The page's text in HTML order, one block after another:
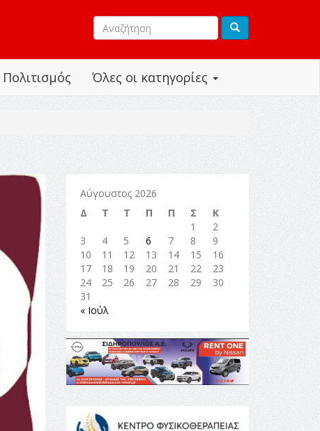
Όλες οι κατηγορίες
Πολιτισμός
Αύγουστος 2026
Δ
Τ Τ Π Π Σ
Κ
1
2
3
4 5 6 7 8
9
10
11 12 13 14 15
16
17
18 19 20 21 22
23
24
25 26 27 28 29
30
31
« Ιούλ